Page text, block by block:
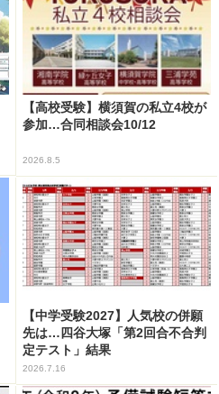
【高校受験】横須賀の私立4校が
参加…合同相談会10/12
2026.8.5
【中学受験2027】人気校の併願
先は…四谷大塚「第2回合不合判
定テスト」結果
2026.7.16